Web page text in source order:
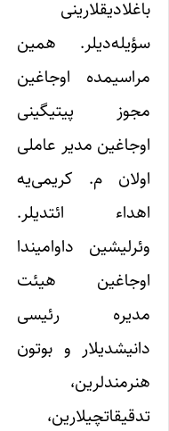
باغلادیقلارینی
سؤیله‌دیلر. همین
مراسیمده اوجاغین
مجوز پیتیگینی
اوجاغین مدیر عاملی
اولان م. کریمی‌یه
اهداء ائتدیلر.
وئرلیشین داوامیندا
اوجاغین هیئت
مدیره رئیسی
دانیشدیلار و بوتون
هنرمندلرین،
تدقیقاتچیلارین،